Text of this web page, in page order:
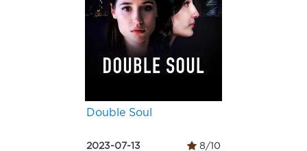
Double Soul
2023-07-13 8/10